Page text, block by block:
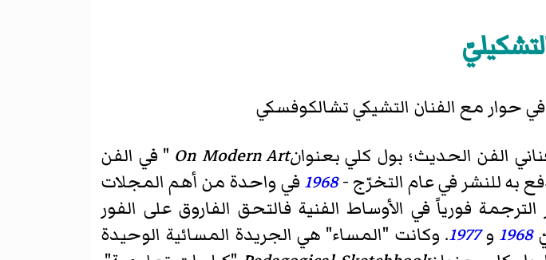
حوار مع الفنان التشيكي تشالكوفسكي
الفن الحديث؛ بول كلي بعنوانOn Modern Art
" في الفن
به للنشر في عام التخرّج -1968 في واحدة من أهم المجلات
الترجمة فورياً في الأوساط الفنية فالتحق الفاروق على الفور
1968 و1977. وكانت "المساء" هي الجريدة المسائية الوحيدة